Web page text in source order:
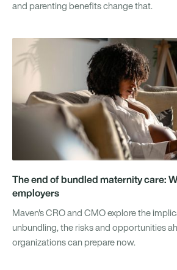
and parenting benefits change that.
The end of bundled maternity care:
employers
Maven's CRO and CMO explore the
unbundling, the risks and opportunities
organizations can prepare now.